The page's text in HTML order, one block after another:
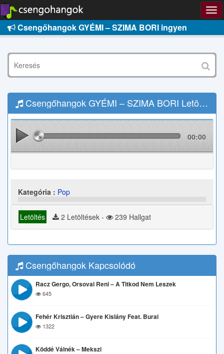
Csengőhangok GYÉMI – SZIMA BORI ingyen
Csengőhangok GYÉMI – SZIMA BORI Letöltés
00:00
Kategória : Pop
Letöltés 2 Letöltések - 239 Hallgat
Csengőhangok Kapcsolódó
Racz Gergo, Orsovai Reni – A Titkod Nem Leszek
645
Fehér Krisztián – Gyere Kislány Feat. Burai
1322
Köddé Válnék – Mekszi